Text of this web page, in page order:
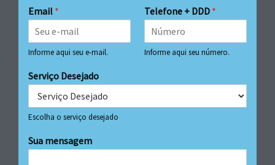
Email *
Informe aqui seu e-mail.
Telefone + DDD *
Informe aqui seu número.
Serviço Desejado
Escolha o serviço desejado
Sua mensagem